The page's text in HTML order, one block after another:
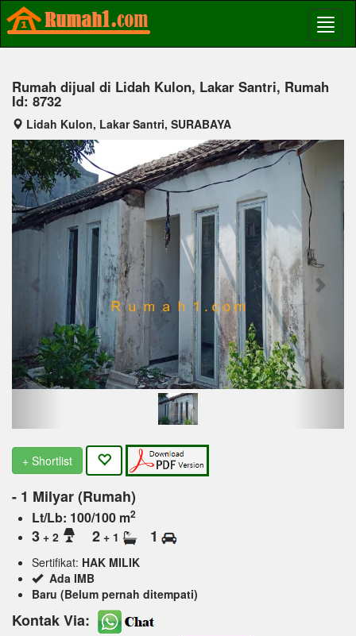
Rumah dijual di Lidah Kulon, Lakar Santri, Rumah
Id: 8732
Lidah Kulon, Lakar Santri, SURABAYA
Previous Next
+ Shortlist
- 1 Milyar (Rumah)
Lt/Lb: 100/100 m2
3 + 2 2 + 1 1
Sertifikat: HAK MILIK
Ada IMB
Baru (Belum pernah ditempati)
Kontak Via: